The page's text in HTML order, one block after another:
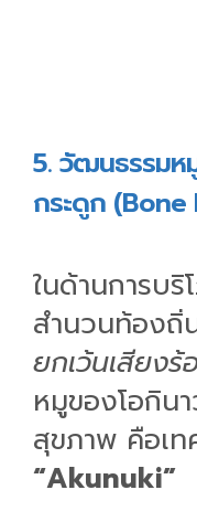
5. วัฒนธรรมห
กระดูก
ในด้านการบ
สำนวนท้องถิ่
ยกเว้นเสียงร้
หมูของโอกิน
สุขภาพ คือเท
“Akunuki”